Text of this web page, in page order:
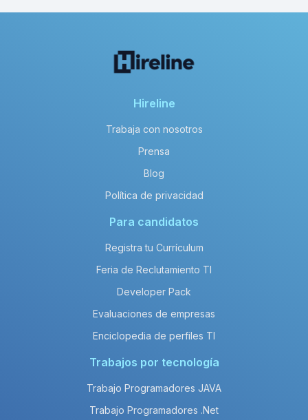
Hireline
Trabaja con nosotros
Prensa
Blog
Política de privacidad
Para candidatos
Registra tu Currículum
Feria de Reclutamiento TI
Developer Pack
Evaluaciones de empresas
Enciclopedia de perfiles TI
Trabajos por tecnología
Trabajo Programadores JAVA
Trabajo Programadores .Net